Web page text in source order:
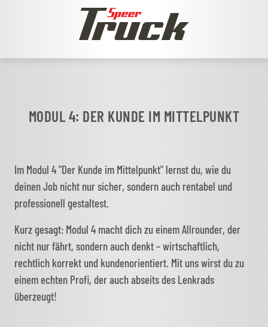
MODUL 4: DER KUNDE IM MITTELPUNKT
Im Modul 4 "Der Kunde im Mittelpunkt" lernst du, wie du
deinen Job nicht nur sicher, sondern auch rentabel und
professionell gestaltest.
Kurz gesagt: Modul 4 macht dich zu einem Allrounder, der
nicht nur fährt, sondern auch denkt – wirtschaftlich,
rechtlich korrekt und kundenorientiert. Mit uns wirst du zu
einem echten Profi, der auch abseits des Lenkrads
überzeugt!